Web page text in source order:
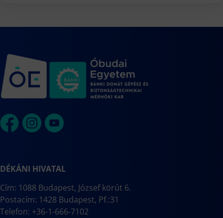
DÉKÁNI HIVATAL
Cím: 1088 Budapest, József körút 6.
Postacím: 1428 Budapest, Pf.:31
Telefon: +36-1-666-7102